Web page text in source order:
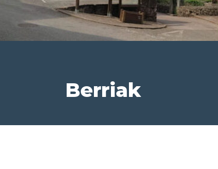
Berriak